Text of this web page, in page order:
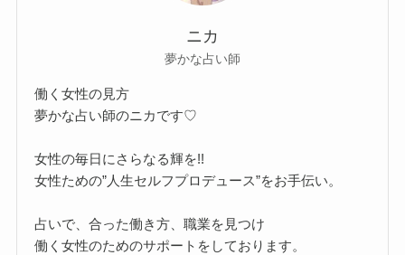
ニカ
夢かな占い師
働く女性の見方
夢かな占い師のニカです♡
女性の毎日にさらなる輝を!!
女性ための”人生セルフプロデュース”をお手伝い。
占いで、合った働き方、職業を見つけ
働く女性のためのサポートをしております。